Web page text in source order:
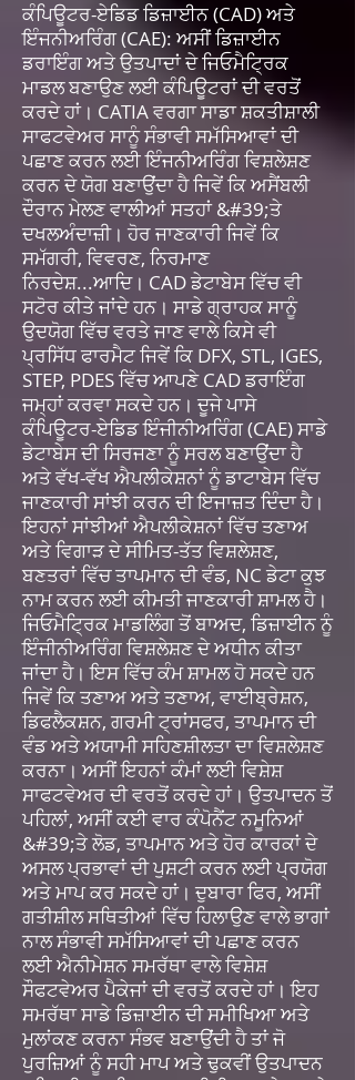
ਕੰਪਿਊਟਰ-ਏਡਿਡ ਡਿਜ਼ਾਈਨ (CAD) ਅਤੇ
ਇੰਜਨੀਅਰਿੰਗ (CAE): ਅਸੀਂ ਡਿਜ਼ਾਈਨ
ਡਰਾਇੰਗ ਅਤੇ ਉਤਪਾਦਾਂ ਦੇ ਜਿਓਮੈਟ੍ਰਿਕ
ਮਾਡਲ ਬਣਾਉਣ ਲਈ ਕੰਪਿਊਟਰਾਂ ਦੀ ਵਰਤੋਂ
ਕਰਦੇ ਹਾਂ। CATIA ਵਰਗਾ ਸਾਡਾ ਸ਼ਕਤੀਸ਼ਾਲੀ
ਸਾਫਟਵੇਅਰ ਸਾਨੂੰ ਸੰਭਾਵੀ ਸਮੱਸਿਆਵਾਂ ਦੀ
ਪਛਾਣ ਕਰਨ ਲਈ ਇੰਜਨੀਅਰਿੰਗ ਵਿਸ਼ਲੇਸ਼ਣ
ਕਰਨ ਦੇ ਯੋਗ ਬਣਾਉਂਦਾ ਹੈ ਜਿਵੇਂ ਕਿ ਅਸੈਂਬਲੀ
ਦੌਰਾਨ ਮੇਲਣ ਵਾਲੀਆਂ ਸਤਹਾਂ &#39;ਤੇ
ਦਖਲਅੰਦਾਜ਼ੀ। ਹੋਰ ਜਾਣਕਾਰੀ ਜਿਵੇਂ ਕਿ
ਸਮੱਗਰੀ, ਵਿਵਰਣ, ਨਿਰਮਾਣ
ਨਿਰਦੇਸ਼...ਆਦਿ। CAD ਡੇਟਾਬੇਸ ਵਿੱਚ ਵੀ
ਸਟੋਰ ਕੀਤੇ ਜਾਂਦੇ ਹਨ। ਸਾਡੇ ਗ੍ਰਾਹਕ ਸਾਨੂੰ
ਉਦਯੋਗ ਵਿੱਚ ਵਰਤੇ ਜਾਣ ਵਾਲੇ ਕਿਸੇ ਵੀ
ਪ੍ਰਸਿੱਧ ਫਾਰਮੈਟ ਜਿਵੇਂ ਕਿ DFX, STL, IGES,
STEP, PDES ਵਿੱਚ ਆਪਣੇ CAD ਡਰਾਇੰਗ
ਜਮ੍ਹਾਂ ਕਰਵਾ ਸਕਦੇ ਹਨ। ਦੂਜੇ ਪਾਸੇ
ਕੰਪਿਊਟਰ-ਏਡਿਡ ਇੰਜੀਨੀਅਰਿੰਗ (CAE) ਸਾਡੇ
ਡੇਟਾਬੇਸ ਦੀ ਸਿਰਜਣਾ ਨੂੰ ਸਰਲ ਬਣਾਉਂਦਾ ਹੈ
ਅਤੇ ਵੱਖ-ਵੱਖ ਐਪਲੀਕੇਸ਼ਨਾਂ ਨੂੰ ਡਾਟਾਬੇਸ ਵਿੱਚ
ਜਾਣਕਾਰੀ ਸਾਂਝੀ ਕਰਨ ਦੀ ਇਜਾਜ਼ਤ ਦਿੰਦਾ ਹੈ।
ਇਹਨਾਂ ਸਾਂਝੀਆਂ ਐਪਲੀਕੇਸ਼ਨਾਂ ਵਿੱਚ ਤਣਾਅ
ਅਤੇ ਵਿਗਾੜ ਦੇ ਸੀਮਿਤ-ਤੱਤ ਵਿਸ਼ਲੇਸ਼ਣ,
ਬਣਤਰਾਂ ਵਿੱਚ ਤਾਪਮਾਨ ਦੀ ਵੰਡ, NC ਡੇਟਾ ਕੁਝ
ਨਾਮ ਕਰਨ ਲਈ ਕੀਮਤੀ ਜਾਣਕਾਰੀ ਸ਼ਾਮਲ ਹੈ।
ਜਿਓਮੈਟ੍ਰਿਕ ਮਾਡਲਿੰਗ ਤੋਂ ਬਾਅਦ, ਡਿਜ਼ਾਈਨ ਨੂੰ
ਇੰਜੀਨੀਅਰਿੰਗ ਵਿਸ਼ਲੇਸ਼ਣ ਦੇ ਅਧੀਨ ਕੀਤਾ
ਜਾਂਦਾ ਹੈ। ਇਸ ਵਿੱਚ ਕੰਮ ਸ਼ਾਮਲ ਹੋ ਸਕਦੇ ਹਨ
ਜਿਵੇਂ ਕਿ ਤਣਾਅ ਅਤੇ ਤਣਾਅ, ਵਾਈਬ੍ਰੇਸ਼ਨ,
ਡਿਫਲੈਕਸ਼ਨ, ਗਰਮੀ ਟ੍ਰਾਂਸਫਰ, ਤਾਪਮਾਨ ਦੀ
ਵੰਡ ਅਤੇ ਅਯਾਮੀ ਸਹਿਣਸ਼ੀਲਤਾ ਦਾ ਵਿਸ਼ਲੇਸ਼ਣ
ਕਰਨਾ। ਅਸੀਂ ਇਹਨਾਂ ਕੰਮਾਂ ਲਈ ਵਿਸ਼ੇਸ਼
ਸਾਫਟਵੇਅਰ ਦੀ ਵਰਤੋਂ ਕਰਦੇ ਹਾਂ। ਉਤਪਾਦਨ ਤੋਂ
ਪਹਿਲਾਂ, ਅਸੀਂ ਕਈ ਵਾਰ ਕੰਪੋਨੈਂਟ ਨਮੂਨਿਆਂ
&#39;ਤੇ ਲੋਡ, ਤਾਪਮਾਨ ਅਤੇ ਹੋਰ ਕਾਰਕਾਂ ਦੇ
ਅਸਲ ਪ੍ਰਭਾਵਾਂ ਦੀ ਪੁਸ਼ਟੀ ਕਰਨ ਲਈ ਪ੍ਰਯੋਗ
ਅਤੇ ਮਾਪ ਕਰ ਸਕਦੇ ਹਾਂ। ਦੁਬਾਰਾ ਫਿਰ, ਅਸੀਂ
ਗਤੀਸ਼ੀਲ ਸਥਿਤੀਆਂ ਵਿੱਚ ਹਿਲਾਉਣ ਵਾਲੇ ਭਾਗਾਂ
ਨਾਲ ਸੰਭਾਵੀ ਸਮੱਸਿਆਵਾਂ ਦੀ ਪਛਾਣ ਕਰਨ
ਲਈ ਐਨੀਮੇਸ਼ਨ ਸਮਰੱਥਾ ਵਾਲੇ ਵਿਸ਼ੇਸ਼
ਸੌਫਟਵੇਅਰ ਪੈਕੇਜਾਂ ਦੀ ਵਰਤੋਂ ਕਰਦੇ ਹਾਂ। ਇਹ
ਸਮਰੱਥਾ ਸਾਡੇ ਡਿਜ਼ਾਈਨ ਦੀ ਸਮੀਖਿਆ ਅਤੇ
ਮੁਲਾਂਕਣ ਕਰਨਾ ਸੰਭਵ ਬਣਾਉਂਦੀ ਹੈ ਤਾਂ ਜੋ
ਪੁਰਜ਼ਿਆਂ ਨੂੰ ਸਹੀ ਮਾਪ ਅਤੇ ਢੁਕਵੀਂ ਉਤਪਾਦਨ